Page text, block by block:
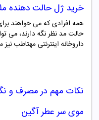
خرید ژل حالت دهنده
همه افرادی که می خواهند
حالت مد نظر نگه دارند، می
داروخانه اینترنتی مهتاطب
نکات مهم در مصرف و
موی سر عطر آگین